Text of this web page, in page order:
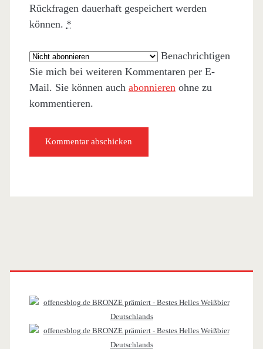
Rückfragen dauerhaft gespeichert werden
können. *
Benachrichtigen
Sie mich bei weiteren Kommentaren per E-
Mail. Sie können auch abonnieren ohne zu
kommentieren.
Primäre
Sidebar